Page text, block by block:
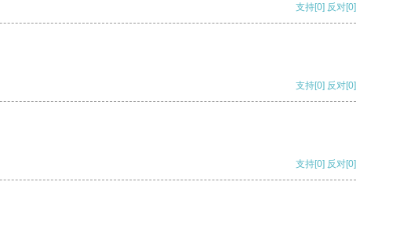
支持[0] 反对[0]
支持[0] 反对[0]
支持[0] 反对[0]